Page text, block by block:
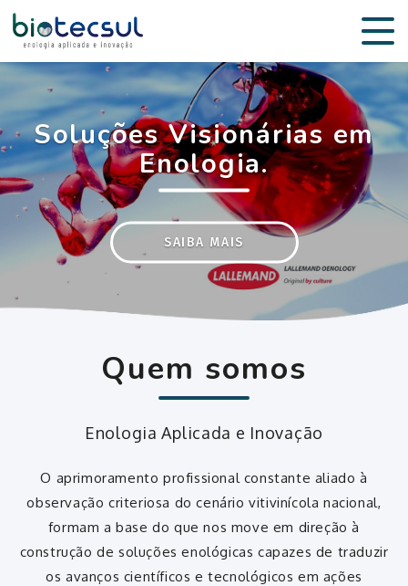
Soluções Visionárias em
Enologia.
SAIBA MAIS
Quem somos
Enologia Aplicada e Inovação
O aprimoramento profissional constante aliado à
observação criteriosa do cenário vitivinícola nacional,
formam a base do que nos move em direção à
construção de soluções enológicas capazes de traduzir
os avanços científicos e tecnológicos em ações